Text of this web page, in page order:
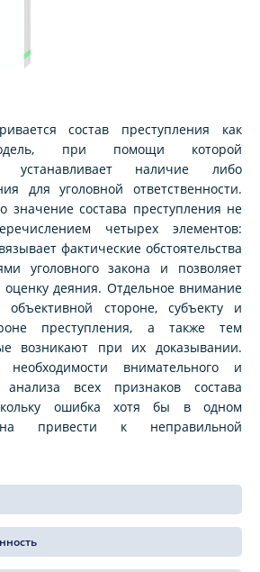
состав преступления как
при помощи которой
устанавливает наличие либо
для уголовной ответственности.
значение состава преступления не
четырех элементов:
фактические обстоятельства
уголовного закона и позволяет
деяния. Отдельное внимание
объективной стороне, субъекту и
преступления, а также тем
возникают при их доказывании.
внимательного и
анализа всех признаков состава
ошибка хотя бы в одном
привести к неправильной